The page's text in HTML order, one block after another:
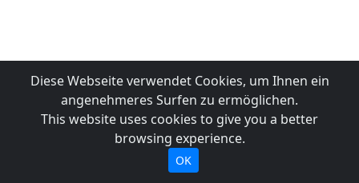
Diese Webseite verwendet Cookies, um Ihnen ein
angenehmeres Surfen zu ermöglichen.
This website uses cookies to give you a better
browsing experience.
OK